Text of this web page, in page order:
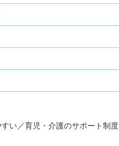
い／育児・介護のサポート制度